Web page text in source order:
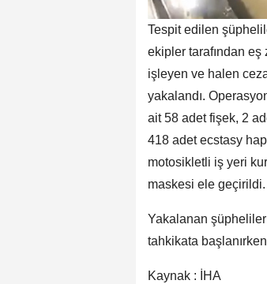
Tespit edilen
ekipler tarafından
işleyen ve halen
yakalandı.
ait 58 adet fişek, 2
418 adet ecstasy
motosikletli iş yeri
maskesi ele geçirildi.
Yakalanan
tahkikata
Kaynak : İHA